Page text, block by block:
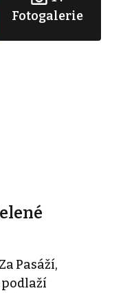
Fotogalerie
Pasáží,
podlaží